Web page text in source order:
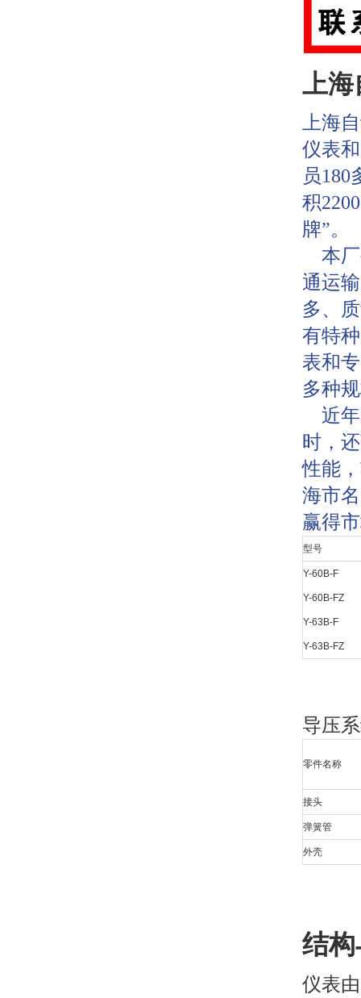
上海
上海
仪表
员180
积
牌”。
本厂
通运
多、
有特
表和
多种
近年
时，
性能
海市
赢得
型号
Y-60B-F
Y-60B-FZ
Y-63B-F
Y-63B-FZ
导压
零件名称
接头
弹簧管
外壳
结
仪表